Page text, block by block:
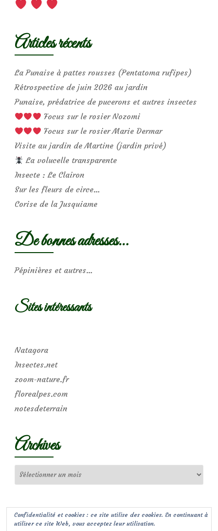
Articles récents
La Punaise à pattes rousses (Pentatoma rufipes)
Rétrospective de juin 2026 au jardin
Punaise, prédatrice de pucerons et autres insectes
Focus sur le rosier Nozomi
Focus sur le rosier Marie Dermar
Visite au jardin de Martine (jardin privé)
La volucelle transparente
Insecte : Le Clairon
Sur les fleurs de circe…
Corise de la Jusquiame
De bonnes adresses…
Pépinières et autres…
Sites intéressants
Natagora
Insectes.net
zoom-nature.fr
florealpes.com
notesdeterrain
Archives
Confidentialité et cookies : ce site utilise des cookies. En continuant à
utiliser ce site Web, vous acceptez leur utilisation.